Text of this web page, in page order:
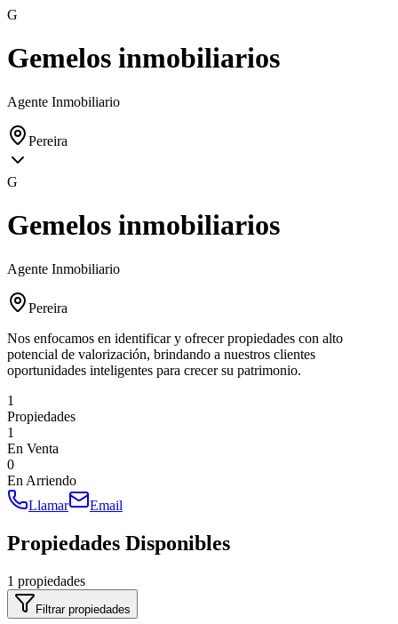
G
Gemelos inmobiliarios
Agente Inmobiliario
Pereira
G
Gemelos inmobiliarios
Agente Inmobiliario
Pereira
Nos enfocamos en identificar y ofrecer propiedades con alto
potencial de valorización, brindando a nuestros clientes
oportunidades inteligentes para crecer su patrimonio.
1
Propiedades
1
En Venta
0
En Arriendo
Llamar
Email
Propiedades Disponibles
1 propiedades
Filtrar propiedades